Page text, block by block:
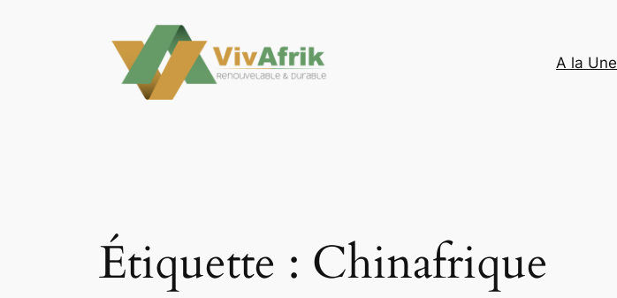
A la Une
Étiquette : Chinafrique